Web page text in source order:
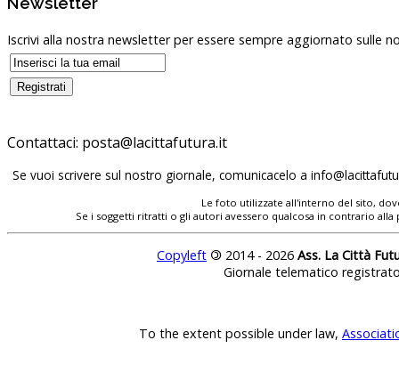
Iscrivi alla nostra newsletter per essere sempre aggiornato sulle
Contattaci: posta@lacittafutura.it
Se vuoi scrivere sul nostro giornale, comunicacelo a
Le foto utilizzate all'interno del sito,
Se i soggetti ritratti o gli autori avessero qualcosa in contrario
Copyleft © 2014 - 2026 Ass. La Città
Giornale telematico
To the extent possible under law,